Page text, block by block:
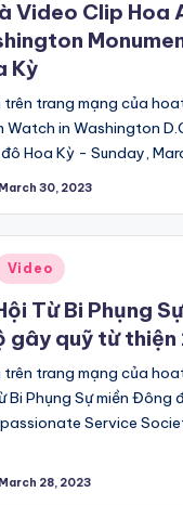
Video Clip Hoa
Kỳ
trên trang mạng của
Watch in Washington
Hoa Kỳ - Sunday,
March 30, 2023
Video
Từ Bi Phụng
gây quỹ từ thiện
trên trang mạng của
Bi Phụng Sự miền Đông
Service
March 28, 2023